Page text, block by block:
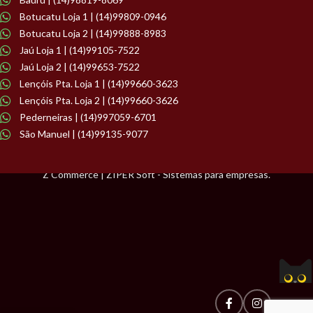
Botucatu Loja 1 | (14)99809-0946
Botucatu Loja 2 | (14)99888-8983
Jaú Loja 1 | (14)99105-7522
Jaú Loja 2 | (14)99653-7522
Lençóis Pta. Loja 1 | (14)99660-3623
Lençóis Pta. Loja 2 | (14)99660-3626
Pederneiras | (14)997059-6701
São Manuel | (14)99135-9077
Z Commerce | ZIPER Soft - Sistemas para empresas.